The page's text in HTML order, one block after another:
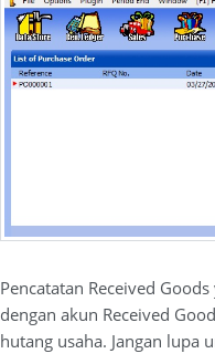
Pencatatan Received
dengan akun Received
hutang usaha. Jangan lupa